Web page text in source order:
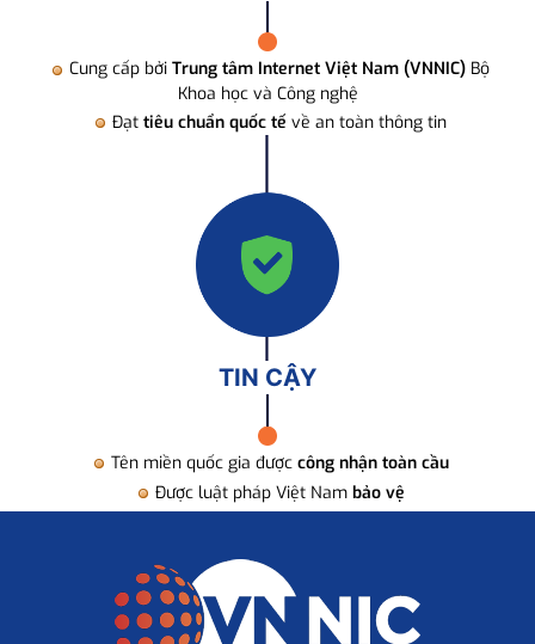
Cung cấp bởi Trung tâm Internet Việt Nam (VNNIC) Bộ
Khoa học và Công nghệ
Đạt tiêu chuẩn quốc tế về an toàn thông tin
TIN CẬY
Tên miền quốc gia được công nhận toàn cầu
Được luật pháp Việt Nam bảo vệ